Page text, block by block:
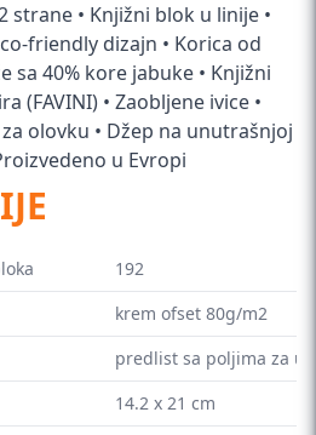
strane • Knjižni blok u linije •
friendly dizajn • Korica od
sa 40% kore jabuke • Knjižni
(FAVINI) • Zaobljene ivice •
olovku • Džep na unutrašnjoj
u Evropi
192
krem ofset 80g/m2
predlist sa poljima za
14.2 x 21 cm